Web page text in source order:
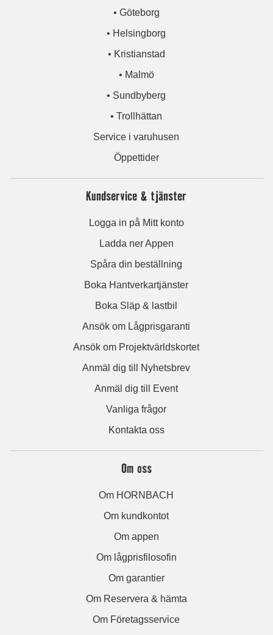
• Göteborg
• Helsingborg
• Kristianstad
• Malmö
• Sundbyberg
• Trollhättan
Service i varuhusen
Öppettider
Kundservice & tjänster
Logga in på Mitt konto
Ladda ner Appen
Spåra din beställning
Boka Hantverkartjänster
Boka Släp & lastbil
Ansök om Lågprisgaranti
Ansök om Projektvärldskortet
Anmäl dig till Nyhetsbrev
Anmäl dig till Event
Vanliga frågor
Kontakta oss
Om oss
Om HORNBACH
Om kundkontot
Om appen
Om lågprisfilosofin
Om garantier
Om Reservera & hämta
Om Företagsservice